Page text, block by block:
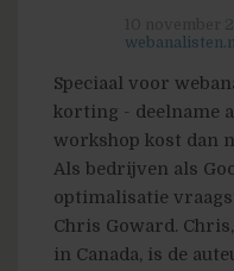
webanalisten.nl
Speciaal voor
korting - deelname
workshop kost dan
Als bedrijven als
optimalisatie
Chris Goward.
in Canada, is de